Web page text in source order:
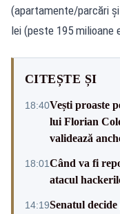
(apartamente/parcări
lei (peste 195 milioane
CITEȘTE ȘI
18:40Vești proaste
lui Florian
validează
18:01Când va fi
atacul
14:19Senatul